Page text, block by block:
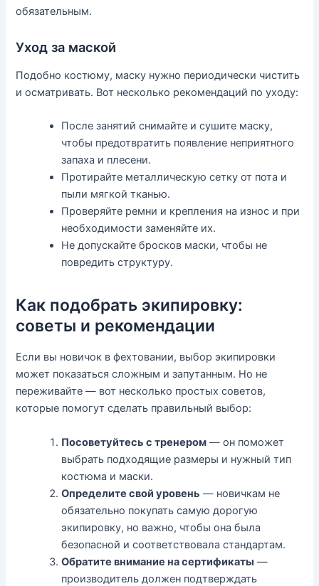
обязательным.
Уход за маской
Подобно костюму, маску нужно периодически чистить
и осматривать. Вот несколько рекомендаций по уходу:
После занятий снимайте и сушите маску,
чтобы предотвратить появление неприятного
запаха и плесени.
Протирайте металлическую сетку от пота и
пыли мягкой тканью.
Проверяйте ремни и крепления на износ и при
необходимости заменяйте их.
Не допускайте бросков маски, чтобы не
повредить структуру.
Как подобрать экипировку:
советы и рекомендации
Если вы новичок в фехтовании, выбор экипировки
может показаться сложным и запутанным. Но не
переживайте — вот несколько простых советов,
которые помогут сделать правильный выбор:
Посоветуйтесь с тренером — он поможет
выбрать подходящие размеры и нужный тип
костюма и маски.
Определите свой уровень — новичкам не
обязательно покупать самую дорогую
экипировку, но важно, чтобы она была
безопасной и соответствовала стандартам.
Обратите внимание на сертификаты —
производитель должен подтверждать